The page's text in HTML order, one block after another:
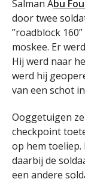
Salman Abu
door twee
”roadblock
moskee. Er
Hij werd naar
werd hij
van een schot
Ooggetuigen
checkpoint
op hem toeliep.
daarbij de
een andere